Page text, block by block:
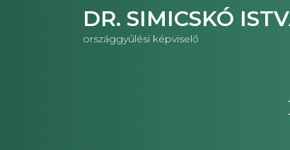
DR. SIMICSKÓ
országgyűlési képviselő